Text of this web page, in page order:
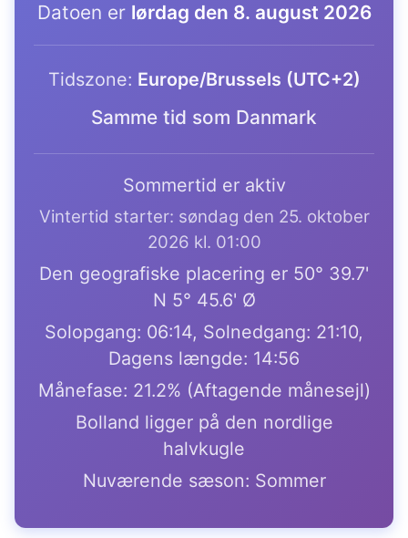
Datoen er lørdag den 8. august 2026
Tidszone: Europe/Brussels (UTC+2)
Samme tid som Danmark
Sommertid er aktiv
Vintertid starter: søndag den 25. oktober
2026 kl. 01:00
Den geografiske placering er 50° 39.7'
N 5° 45.6' Ø
Solopgang: 06:14, Solnedgang: 21:10,
Dagens længde: 14:56
Månefase: 21.2% (Aftagende månesejl)
Bolland ligger på den nordlige
halvkugle
Nuværende sæson: Sommer